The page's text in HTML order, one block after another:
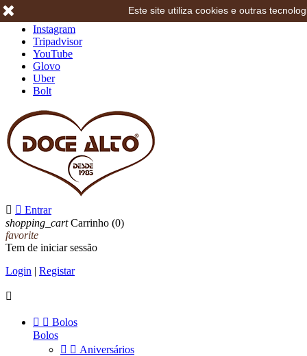
Instagram
Tripadvisor
YouTube
Glovo
Uber
Bolt
  Entrar
shopping_cart Carrinho (0)
favorite
Tem de iniciar sessão
Login | Registar

  Bolos
Bolos
  Aniversários
Este site utiliza cookies e outras